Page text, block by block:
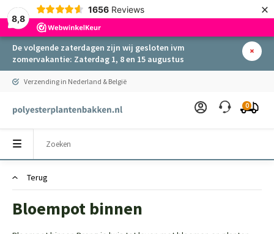
8,8
1656 Reviews ×
De volgende zaterdagen zijn wij gesloten ivm
zomervakantie: Zaterdag 1, 8 en 15 augustus
Verzending in Nederland & België
0
Terug
Bloempot binnen